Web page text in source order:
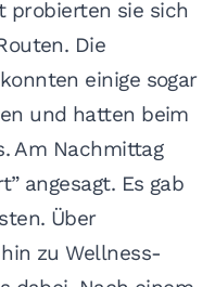
probierten sie sich
Die
einige sogar
und hatten beim
Am Nachmittag
angesagt. Es gab
Über
zu Wellness-